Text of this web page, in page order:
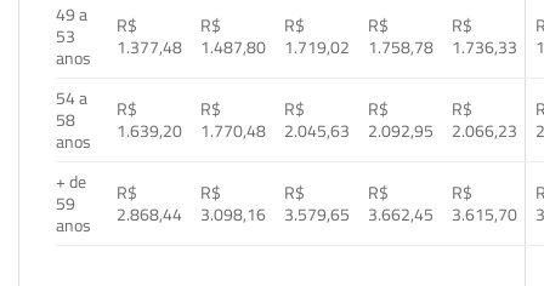
49 a
53
anos
R$
1.377,48
R$
1.487,80
R$
1.719,02
R$
1.758,78
R$
1.736,33
54 a
58
anos
R$
1.639,20
R$
1.770,48
R$
2.045,63
R$
2.092,95
R$
2.066,23
+ de
59
anos
R$
2.868,44
R$
3.098,16
R$
3.579,65
R$
3.662,45
R$
3.615,70